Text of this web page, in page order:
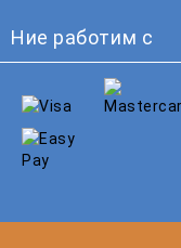
Ние работим с